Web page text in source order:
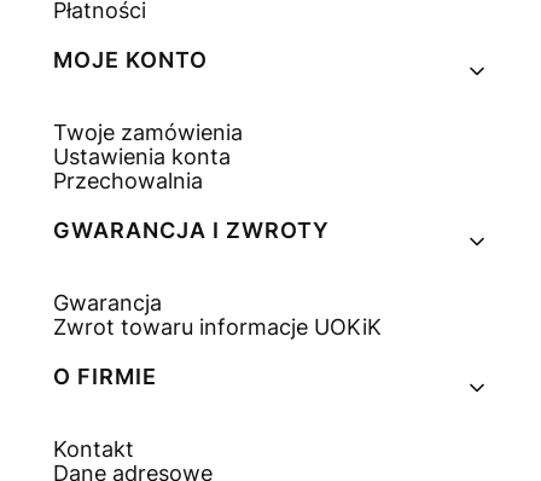
Płatności
MOJE KONTO
Twoje zamówienia
Ustawienia konta
Przechowalnia
GWARANCJA I ZWROTY
Gwarancja
Zwrot towaru informacje UOKiK
O FIRMIE
Kontakt
Dane adresowe